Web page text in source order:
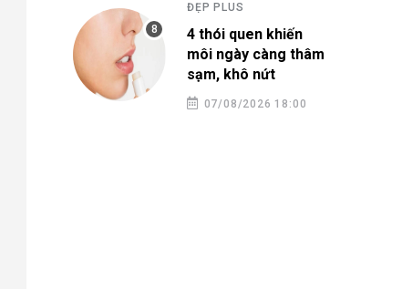
ĐẸP PLUS
4 thói quen khiến
môi ngày càng thâm
sạm, khô nứt
07/08/2026 18:00